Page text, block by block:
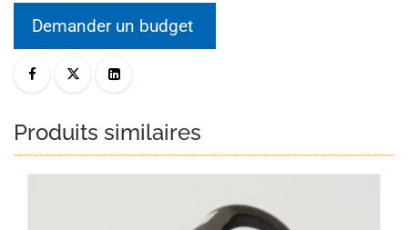
Demander un budget
Produits similaires